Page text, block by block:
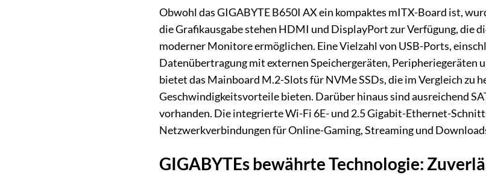
Obwohl das GIGABYTE B650I AX ein kompaktes mITX-Board ist,
die Grafikausgabe stehen HDMI und DisplayPort zur Verfügung, die
moderner Monitore ermöglichen. Eine Vielzahl von USB-Ports,
Datenübertragung mit externen Speichergeräten, Peripheriegeräten
bietet das Mainboard M.2-Slots für NVMe SSDs, die im Vergleich zu
Geschwindigkeitsvorteile bieten. Darüber hinaus sind ausreichend
vorhanden. Die integrierte Wi-Fi 6E- und 2.5 Gigabit-Ethernet-
Netzwerkverbindungen für Online-Gaming, Streaming und
GIGABYTEs bewährte Technologie: